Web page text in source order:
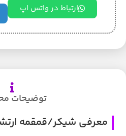
ارتباط در واتس اپ
توضیحات
معرفی شیکر/قمقمه